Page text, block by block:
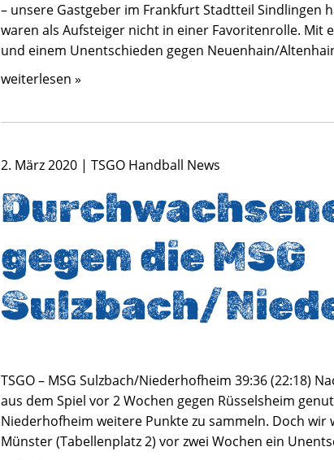
– unsere Gastgeber im Frankfurt Stadtteil Sindlingen
waren als Aufsteiger nicht in einer Favoritenrolle. Mit
und einem Unentschieden gegen Neuenhain/
weiterlesen »
2. März 2020 | TSGO Handball News
gegen die MSG
Sulzbach/
TSGO – MSG Sulzbach/Niederhofheim 39:36 (22:18)
aus dem Spiel vor 2 Wochen gegen Rüsselsheim
Niederhofheim weitere Punkte zu sammeln. Doch wir
Münster (Tabellenplatz 2) vor zwei Wochen ein